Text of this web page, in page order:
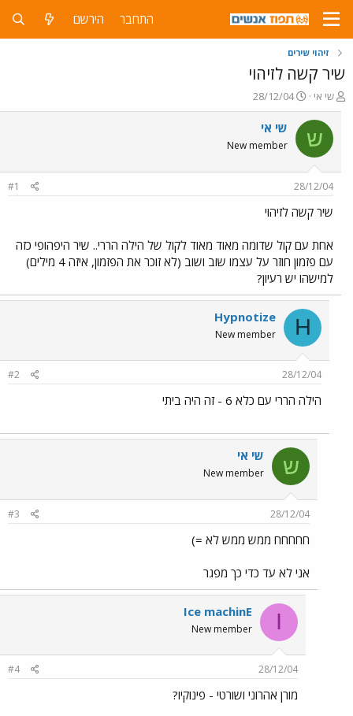
התחבר הירשם
זיהוי שירים
שיר קשה לזיהוי
פ
ו
ת
ח
ה
ש
א
שי אי
פ
ו
א
ר
28/12/04
ש שי אי
New member
28/12/04
#1
שיר קשה לזיהוי
אחת עם קול שדומה מאוד מאוד לקול של הילה הררי.. שיר היפהופי כזה
עם פזמון חוזר על עצמו שוב ושוב (לא זוכר את הפזמון, איזה 4 מילים)
למישהו יש רעיון?
H
Hypnotize
New member
28/12/04
#2
הילה הררי עם כלא 6 - זה היה ביתי
ש שי אי
New member
28/12/04
#3
חחחחח ממש ממש לא =)
אני לא עד כדי כך מפגר
I
Ice machinE
New member
28/12/04
#4
מורן אהרוני ושורטי - פינוקיו?